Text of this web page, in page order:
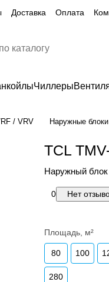
Доставка Оплата
Чиллеры
/ VRV Наружные
TCL
Наружный блок
0 Нет
Площадь, м²
80 100
280